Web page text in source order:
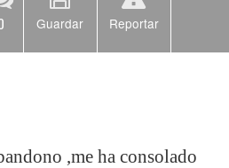
Guardar Reportar
,me ha consolado